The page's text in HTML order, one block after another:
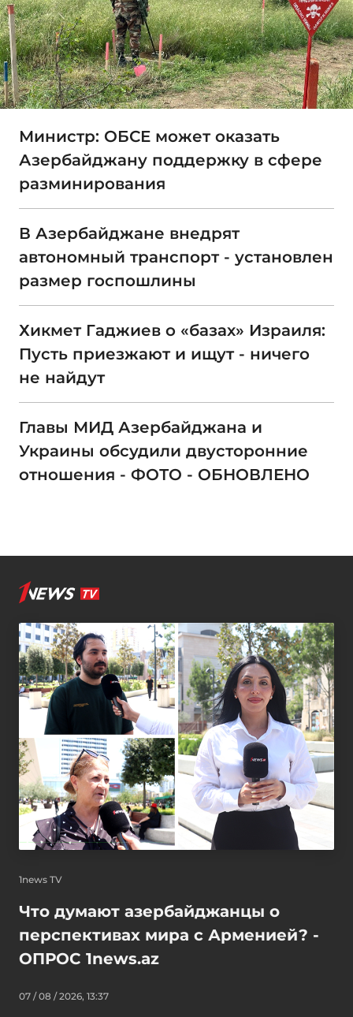
Министр: ОБСЕ может оказать
Азербайджану поддержку в сфере
разминирования
В Азербайджане внедрят
автономный транспорт - установлен
размер госпошлины
Хикмет Гаджиев о «базах» Израиля:
Пусть приезжают и ищут - ничего
не найдут
Главы МИД Азербайджана и
Украины обсудили двусторонние
отношения - ФОТО - ОБНОВЛЕНО
1news TV
Что думают азербайджанцы о
перспективах мира с Арменией? -
ОПРОС 1news.az
07 / 08 / 2026, 13:37